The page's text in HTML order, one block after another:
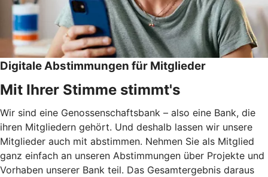
Digitale Abstimmungen für Mitglieder
Mit Ihrer Stimme stimmt's
Wir sind eine Genossenschaftsbank – also eine Bank, die
ihren Mitgliedern gehört. Und deshalb lassen wir unsere
Mitglieder auch mit abstimmen. Nehmen Sie als Mitglied
ganz einfach an unseren Abstimmungen über Projekte und
Vorhaben unserer Bank teil. Das Gesamtergebnis daraus